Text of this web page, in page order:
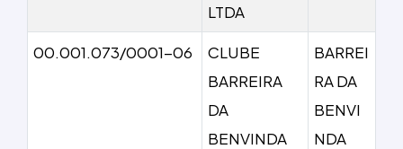
LTDA
00.001.073/0001-06
CLUBE
BARREIRA
DA
BENVINDA
BARREI
RA DA
BENVI
NDA